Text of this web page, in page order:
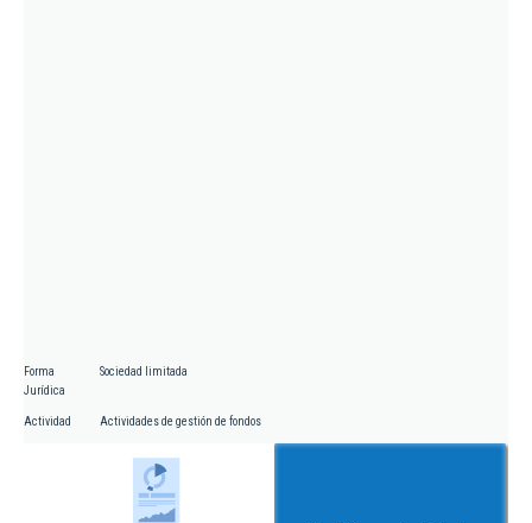
Forma
Jurídica
Sociedad limitada
Actividad Actividades de gestión de fondos